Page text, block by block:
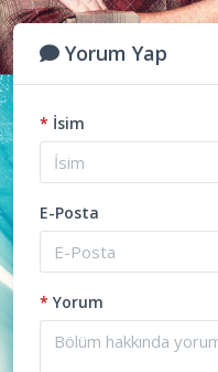
Yorum Yap
* İsim
E-Posta
* Yorum